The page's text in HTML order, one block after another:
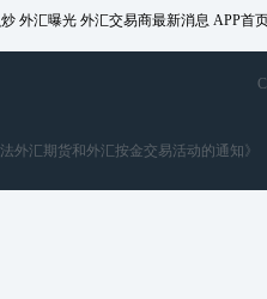
外汇曝光 外汇交易商最新消息 APP首
外汇期货和外汇按金交易活动的通知